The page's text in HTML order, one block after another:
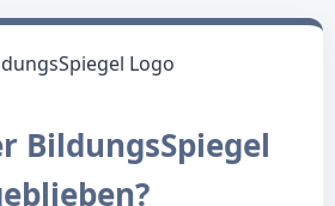
BildungsSpiegel